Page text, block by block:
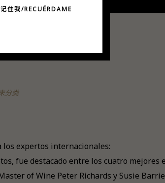
分类
los expertos internacionales:
fue destacado entre los cuatro mejores
of Wine Peter Richards y Susie
记住我/RECUÉRDAME